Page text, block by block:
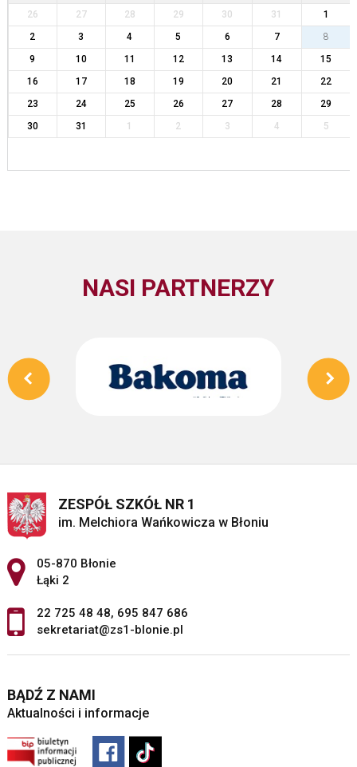
26 27 28 29 30 31
1
2
3 4 5 6 7
8
9
10 11 12 13 14
15
16
17 18 19 20 21
22
23
24 25 26 27 28
29
30
31 1 2 3 4 5
NASI PARTNERZY
ZESPÓŁ SZKÓŁ NR 1
im. Melchiora Wańkowicza w Błoniu
Adres pocztowy:
05-870 Błonie
Łąki 2
22 725 48 48, 695 847 686
sekretariat@zs1-blonie.pl
BĄDŹ Z NAMI
Aktualności i informacje